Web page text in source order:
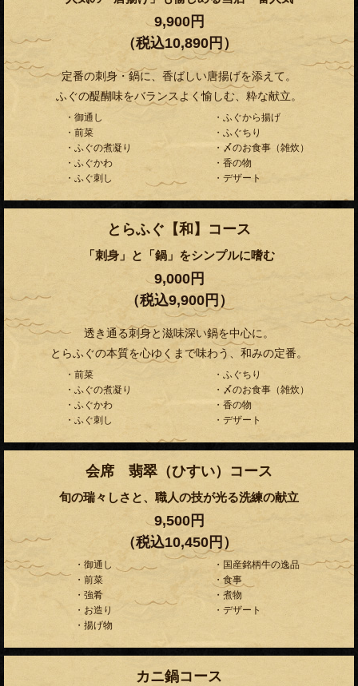
9,900円
（税込10,890円）
定番の刺身・鍋に、香ばしい唐揚げを添えて。
ふぐの醍醐味をバランスよく愉しむ、粋な献立。
・御通し
・前菜
・ふぐの煮凝り
・ふぐかわ
・ふぐ刺し
・ふぐから揚げ
・ふぐちり
・〆のお食事（雑炊）
・香の物
・デザート
とらふぐ【和】コース
「刺身」と「鍋」をシンプルに嗜む
9,000円
（税込9,900円）
透き通る刺身と滋味深い鍋を中心に。
とらふぐの本質を心ゆくまで味わう、和みの定番。
・前菜
・ふぐの煮凝り
・ふぐかわ
・ふぐ刺し
・ふぐちり
・〆のお食事（雑炊）
・香の物
・デザート
会席 翡翠（ひすい）コース
旬の瑞々しさと、職人の技が光る洗練の献立
9,500円
（税込10,450円）
・御通し
・前菜
・強肴
・お造り
・揚げ物
・国産銘柄牛の逸品
・食事
・煮物
・デザート
カニ鍋コース